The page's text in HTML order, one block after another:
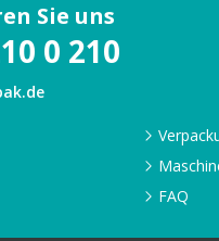
Sie uns
0 210
FAQ